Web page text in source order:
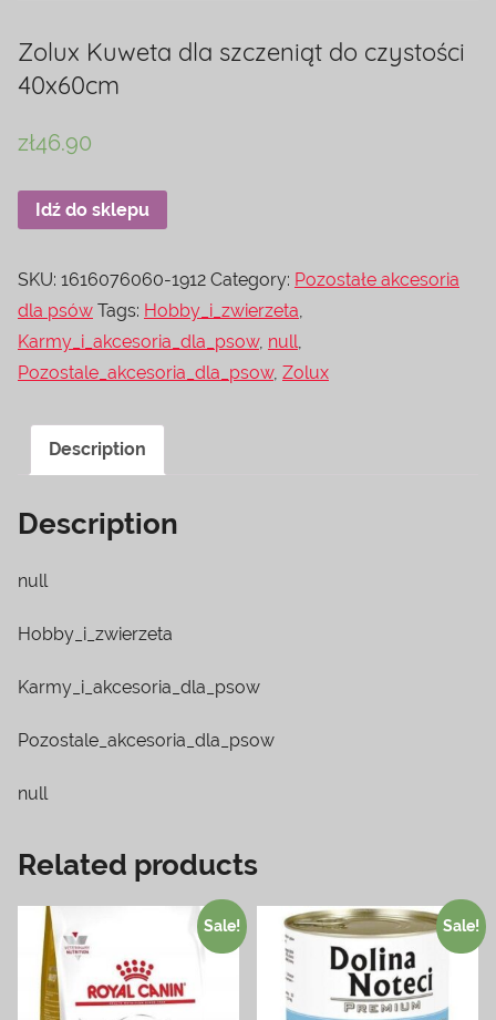
Zolux Kuweta dla szczeniąt do czystości
40x60cm
zł46.90
Idź do sklepu
SKU: 1616076060-1912 Category: Pozostałe akcesoria
dla psów Tags: Hobby_i_zwierzeta,
Karmy_i_akcesoria_dla_psow, null,
Pozostale_akcesoria_dla_psow, Zolux
Description
Description
null
Hobby_i_zwierzeta
Karmy_i_akcesoria_dla_psow
Pozostale_akcesoria_dla_psow
null
Related products
Sale! Sale!